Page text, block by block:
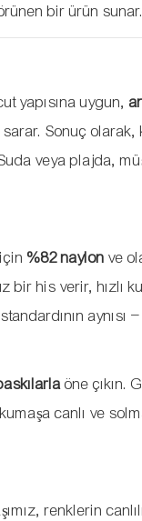
bir ürün sunar.
yapısına uygun,
Sonuç olarak,
veya plajda,
%82 ​​naylon ve
his verir, hızlı
aynısı
öne çıkın.
canlı ve
renklerin